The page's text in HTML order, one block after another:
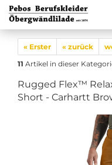
« Erster « zurück
11 Artikel in dieser
Rugged Flex™
Short - Carhartt